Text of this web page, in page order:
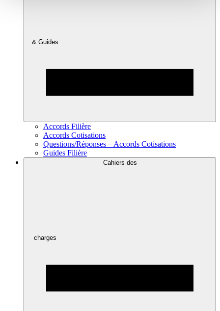
& Guides
Accords Filière
Accords Cotisations
Questions/Réponses – Accords Cotisations
Guides Filière
Cahiers des
charges